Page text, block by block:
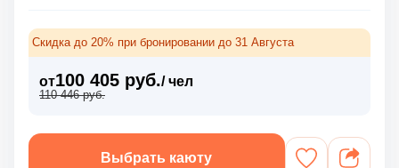
Скидка до 20% при бронировании до 31 Августа
от100 405 руб./ чел
110 446 руб.
Выбрать каюту